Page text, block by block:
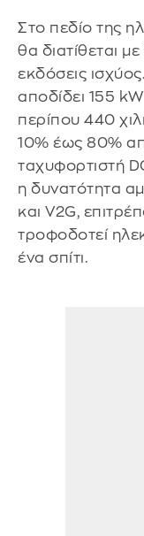
Στο πεδίο της
θα διατίθεται
εκδόσεις
αποδίδει 155
περίπου 440
10% έως 80%
ταχυφορτιστή
η δυνατότητα
και V2G,
τροφοδοτεί
ένα σπίτι.